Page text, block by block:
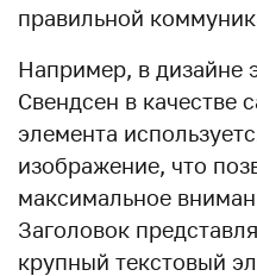
правильной
Например, в дизайне
Свендсен в качестве
элемента
изображение, что
максимальное
Заголовок
крупный текстовый